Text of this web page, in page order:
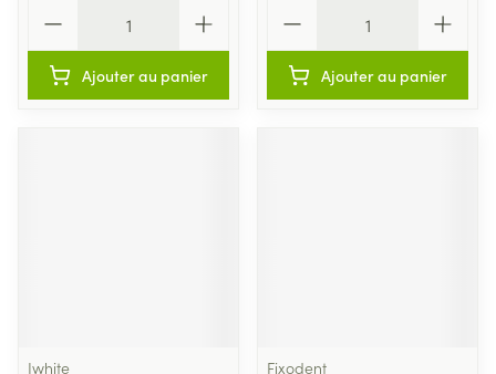
Ajouter au panier Ajouter au panier
Iwhite
Fixodent